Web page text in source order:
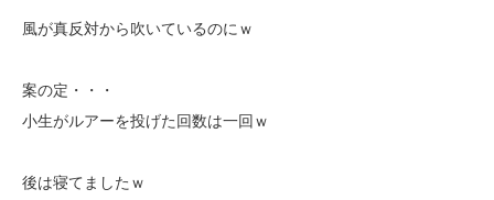
風が真反対から吹いているのにｗ
案の定・・・
小生がルアーを投げた回数は一回ｗ
後は寝てましたｗ